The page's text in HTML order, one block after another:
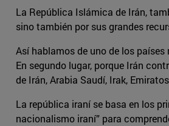
La República Islámica de Irán,
sino también por sus grandes
Así hablamos de uno de los
En segundo lugar, porque Irán
de Irán, Arabia Saudí, Irak,
La república iraní se basa en los
nacionalismo iraní” para